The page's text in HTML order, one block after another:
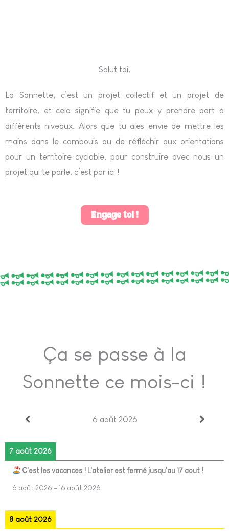
Salut toi,
La Sonnette, c’est un projet collectif et un projet de
territoire, et cela signifie que tu peux y prendre part à
différents niveaux. Alors que tu aies envie de mettre les
mains dans le cambouis ou de réfléchir aux orientations
pour un territoire cyclable, pour construire avec nous un
projet qui te parle, c’est par ici !
Engage toi !
Ça se passe à la
Sonnette ce mois-ci !
6 août 2026
7 août 2026
C'est les vacances ! L'atelier est fermé jusqu'au 17 aout !
6 août 2026 - 16 août 2026
8 août 2026